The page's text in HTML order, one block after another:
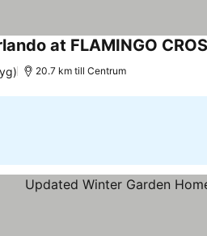
at FLAMINGO
20.7 km till Centrum